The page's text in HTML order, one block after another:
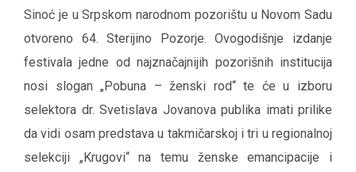
Sinoć je u Srpskom narodnom pozorištu u Novom Sadu
otvoreno 64. Sterijino Pozorje. Ovogodišnje izdanje
festivala jedne od najznačajnijih pozorišnih institucija
nosi slogan „Pobuna – ženski rod“ te će u izboru
selektora dr. Svetislava Jovanova publika imati prilike
da vidi osam predstava u takmičarskoj i tri u regionalnoj
selekciji „Krugovi“ na temu ženske emancipacije i